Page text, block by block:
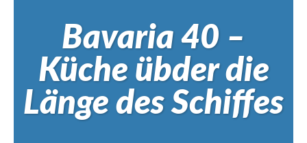
Bavaria 40 –
Küche übder die
Länge des Schiffes